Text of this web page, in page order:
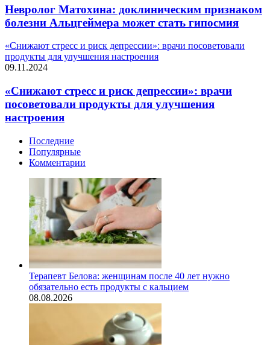
Невролог Матохина: доклиническим признаком
болезни Альцгеймера может стать гипосмия
«Снижают стресс и риск депрессии»: врачи посоветовали
продукты для улучшения настроения
09.11.2024
«Снижают стресс и риск депрессии»: врачи
посоветовали продукты для улучшения
настроения
Последние
Популярные
Комментарии
Терапевт Белова: женщинам после 40 лет нужно
обязательно есть продукты с кальцием
08.08.2026